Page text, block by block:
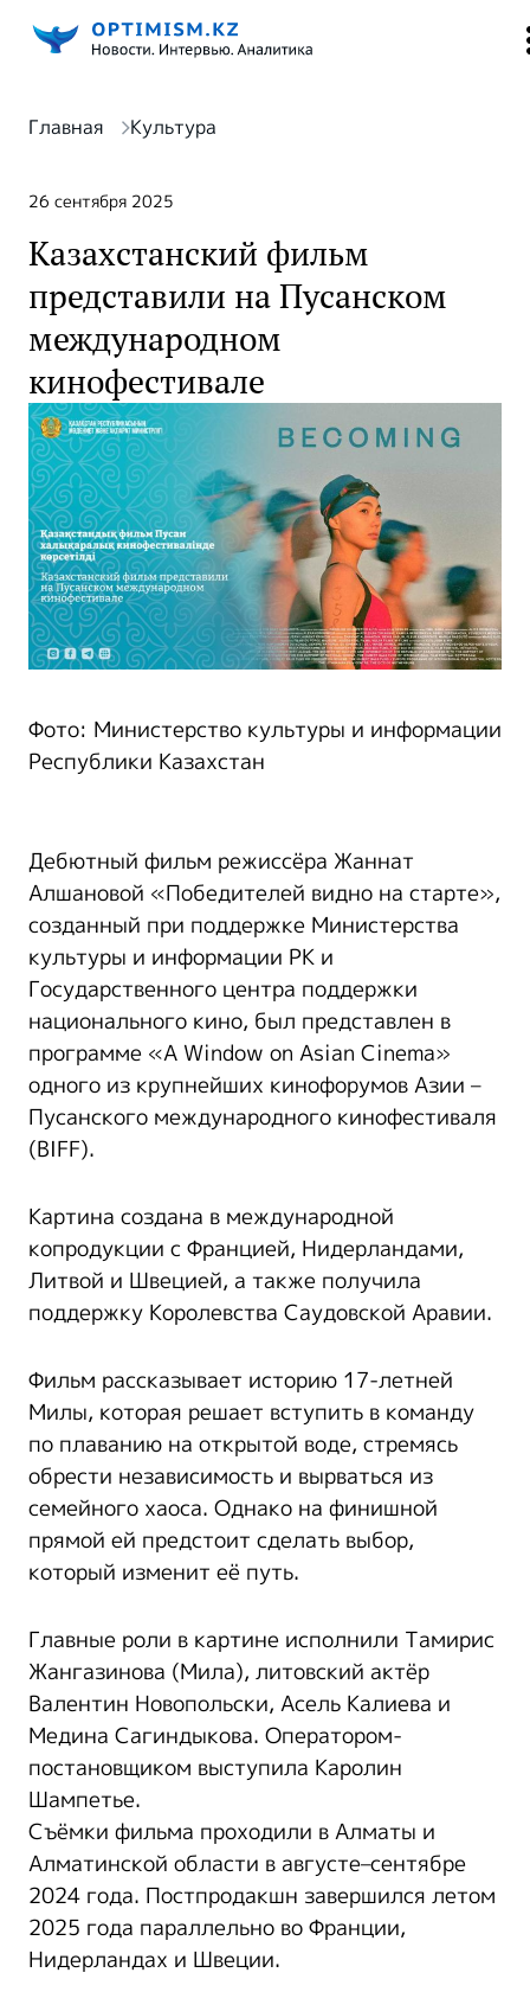
Главная Культура
26 сентября 2025
Казахстанский фильм
представили на Пусанском
международном
кинофестивале
Фото: Министерство культуры и информации
Республики Казахстан
Дебютный фильм режиссёра Жаннат
Алшановой «Победителей видно на старте»,
созданный при поддержке Министерства
культуры и информации РК и
Государственного центра поддержки
национального кино, был представлен в
программе «A Window on Asian Cinema»
одного из крупнейших кинофорумов Азии –
Пусанского международного кинофестиваля
(BIFF).
Картина создана в международной
копродукции с Францией, Нидерландами,
Литвой и Швецией, а также получила
поддержку Королевства Саудовской Аравии.
Фильм рассказывает историю 17-летней
Милы, которая решает вступить в команду
по плаванию на открытой воде, стремясь
обрести независимость и вырваться из
семейного хаоса. Однако на финишной
прямой ей предстоит сделать выбор,
который изменит её путь.
Главные роли в картине исполнили Тамирис
Жангазинова (Мила), литовский актёр
Валентин Новопольски, Асель Калиева и
Медина Сагиндыкова. Оператором-
постановщиком выступила Каролин
Шампетье.
Съёмки фильма проходили в Алматы и
Алматинской области в августе–сентябре
2024 года. Постпродакшн завершился летом
2025 года параллельно во Франции,
Нидерландах и Швеции.